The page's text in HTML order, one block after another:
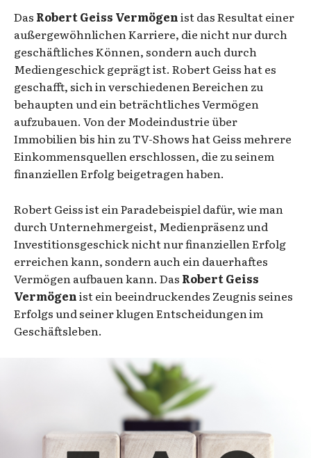
Das Robert Geiss Vermögenist das Resultat einer
außergewöhnlichen Karriere, die nicht nur durch
geschäftliches Können, sondern auch durch
Mediengeschick geprägt ist. Robert Geiss hat es
geschafft, sich in verschiedenen Bereichen zu
behaupten und ein beträchtliches Vermögen
aufzubauen. Von der Modeindustrie über
Immobilien bis hin zu TV-Shows hat Geiss mehrere
Einkommensquellen erschlossen, die zu seinem
finanziellen Erfolg beigetragen haben.
Robert Geiss ist ein Paradebeispiel dafür, wie man
durch Unternehmergeist, Medienpräsenz und
Investitionsgeschick nicht nur finanziellen Erfolg
erreichen kann, sondern auch ein dauerhaftes
Vermögen aufbauen kann. Das Robert Geiss
Vermögenist ein beeindruckendes Zeugnis seines
Erfolgs und seiner klugen Entscheidungen im
Geschäftsleben.